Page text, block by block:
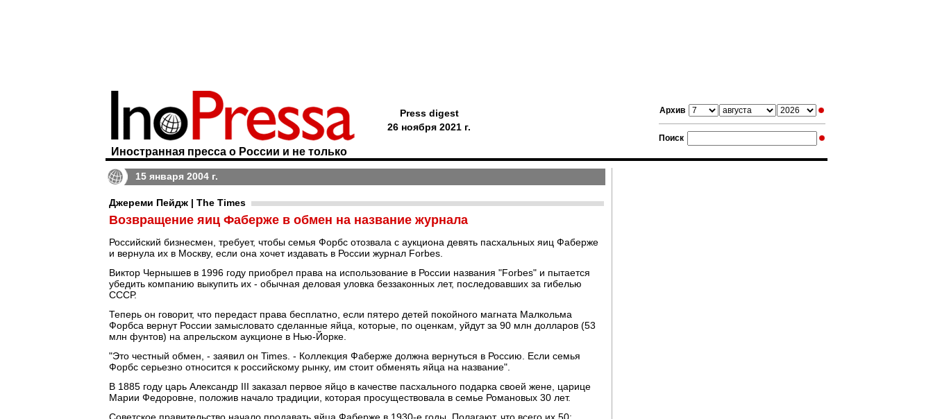
Архив
Поиск
Иностранная пресса о России и не только
Press digest
26 ноября 2021 г.
15 января 2004 г.
Джереми Пейдж | The Times
Возвращение яиц Фаберже в обмен на название журнала
Российский бизнесмен, требует, чтобы семья Форбс отозвала с аукциона девять пасхальных яиц Фаберже
и вернула их в Москву, если она хочет издавать в России журнал Forbes.
Виктор Чернышев в 1996 году приобрел права на использование в России названия "Forbes" и пытается
убедить компанию выкупить их - обычная деловая уловка беззаконных лет, последовавших за гибелью
СССР.
Теперь он говорит, что передаст права бесплатно, если пятеро детей покойного магната Малкольма
Форбса вернут России замысловато сделанные яйца, которые, по оценкам, уйдут за 90 млн долларов (53
млн фунтов) на апрельском аукционе в Нью-Йорке.
"Это честный обмен, - заявил он Times. - Коллекция Фаберже должна вернуться в Россию. Если семья
Форбс серьезно относится к российскому рынку, им стоит обменять яйца на название".
В 1885 году царь Александр III заказал первое яйцо в качестве пасхального подарка своей жене, царице
Марии Федоровне, положив начало традиции, которая просуществовала в семье Романовых 30 лет.